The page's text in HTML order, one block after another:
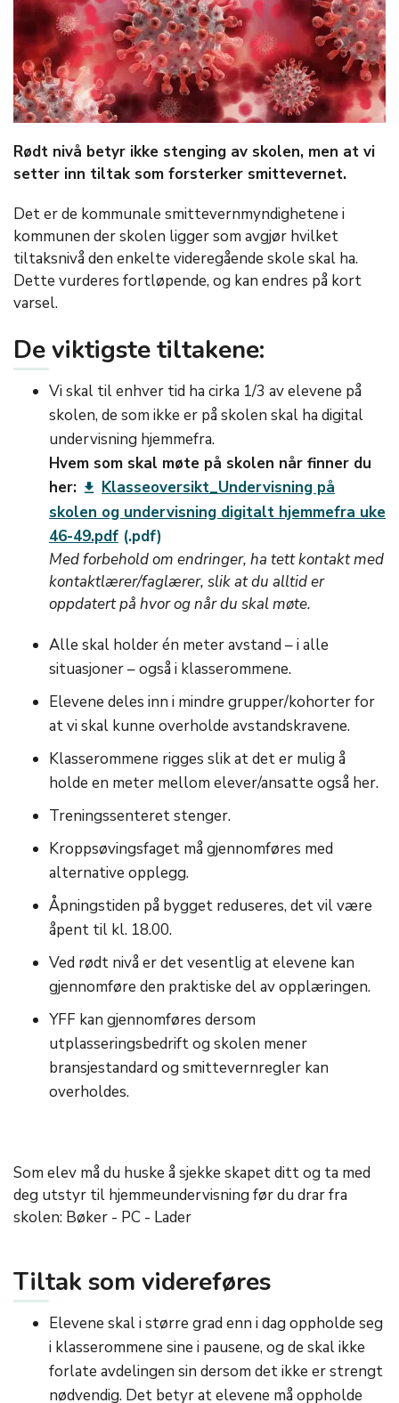
Rødt nivå betyr ikke stenging av skolen, men at vi
setter inn tiltak som forsterker smittevernet.
Det er de kommunale smittevernmyndighetene i
kommunen der skolen ligger som avgjør hvilket
tiltaksnivå den enkelte videregående skole skal ha.
Dette vurderes fortløpende, og kan endres på kort
varsel.
De viktigste tiltakene:
Vi skal til enhver tid ha cirka 1/3 av elevene på
skolen, de som ikke er på skolen skal ha digital
undervisning hjemmefra.
Hvem som skal møte på skolen når finner du
her: get_app Klasseoversikt_Undervisning på
skolen og undervisning digitalt hjemmefra uke
46-49.pdf
Med forbehold om endringer, ha tett kontakt med
kontaktlærer/faglærer, slik at du alltid er
oppdatert på hvor og når du skal møte.
Alle skal holder én meter avstand – i alle
situasjoner – også i klasserommene.
Elevene deles inn i mindre grupper/kohorter for
at vi skal kunne overholde avstandskravene.
Klasserommene rigges slik at det er mulig å
holde en meter mellom elever/ansatte også her.
Treningssenteret stenger.
Kroppsøvingsfaget må gjennomføres med
alternative opplegg.
Åpningstiden på bygget reduseres, det vil være
åpent til kl. 18.00.
Ved rødt nivå er det vesentlig at elevene kan
gjennomføre den praktiske del av opplæringen.
YFF kan gjennomføres dersom
utplasseringsbedrift og skolen mener
bransjestandard og smittevernregler kan
overholdes.
Som elev må du huske å sjekke skapet ditt og ta med
deg utstyr til hjemmeundervisning før du drar fra
skolen: Bøker - PC - Lader
Tiltak som videreføres
Elevene skal i større grad enn i dag oppholde seg
i klasserommene sine i pausene, og de skal ikke
forlate avdelingen sin dersom det ikke er strengt
nødvendig. ​Det betyr at elevene må oppholde